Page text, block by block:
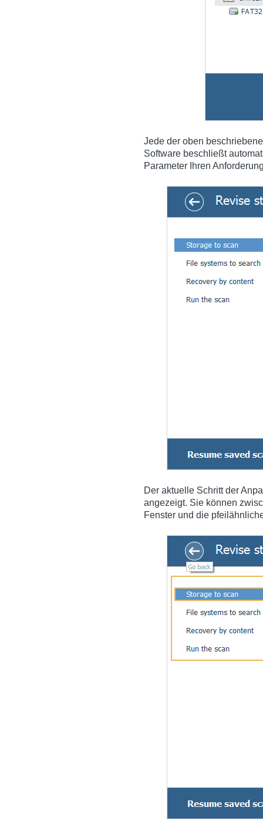
Jede der oben
Software beschließt
Parameter Ihren
Der aktuelle Schritt der
angezeigt. Sie können
Fenster und die